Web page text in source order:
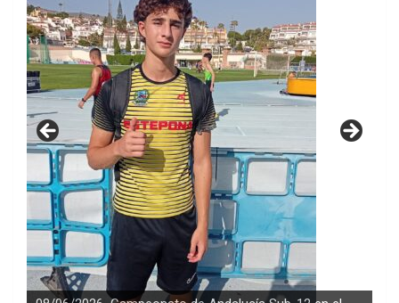
23/03/2026 CARLOS ROLDÁN 5º EN EL CAMPEONATO